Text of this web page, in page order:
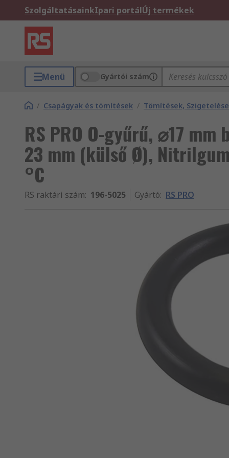
SzolgáltatásainkIpari portálÚj termékek
Menü Gyártói szám
/ Csapágyak és tömítések / Tömítések,
RS PRO O-gyűrű, ⌀17 mm
23 mm (külső Ø),
°C
RS raktári szám: 196-5025 Gyártó: RS PRO